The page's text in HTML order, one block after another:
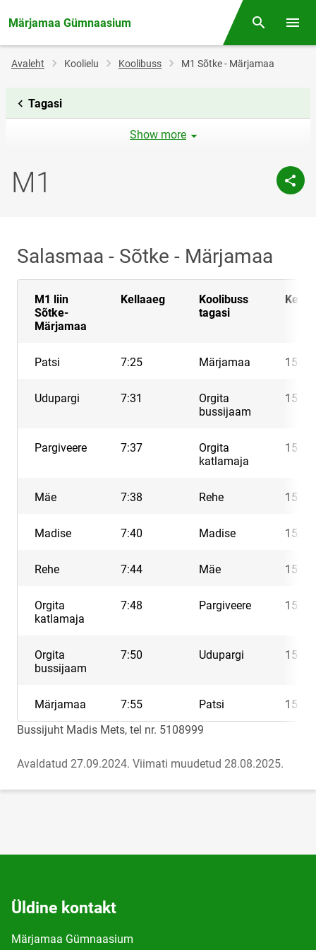
Märjamaa Gümnaasium Otsing
Jälglink
Avaleht Koolielu Koolibuss M1 Sõtke - Märjamaa
M1
Tagasi
Show more
Salasmaa - Sõtke - Märjamaa
M1 liin
Sõtke-
Märjamaa
Kellaaeg
Koolibuss
tagasi
Patsi 7:25 Märjamaa 15:10
Udupargi 7:31
Orgita
bussijaam
15:15
Pargiveere 7:37
Orgita
katlamaja
15:17
Mäe 7:38 Rehe 15:20
Madise 7:40 Madise 15:24
Rehe 7:44 Mäe 15:25
Orgita
katlamaja
7:48 Pargiveere 15:26
Orgita
bussijaam
7:50 Udupargi 15:32
Märjamaa 7:55 Patsi
15:38
Bussijuht Madis Mets, tel nr. 5108999
Avaldatud 27.09.2024. Viimati muudetud 28.08.2025.
Üldine kontakt
Märjamaa Gümnaasium